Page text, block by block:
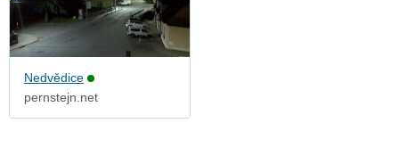
Nedvědice
pernstejn.net